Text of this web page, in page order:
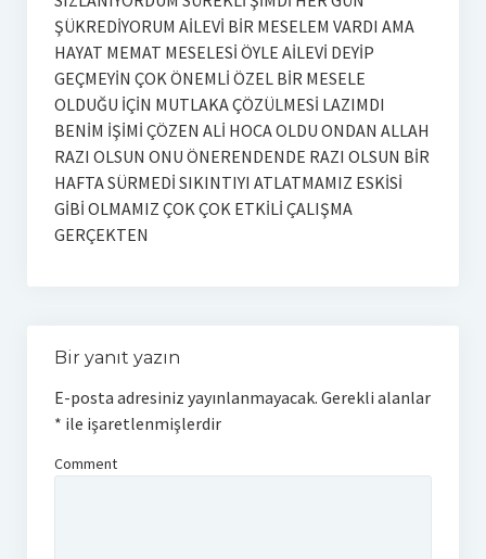
ŞÜKREDİYORUM AİLEVİ BİR MESELEM VARDI AMA
HAYAT MEMAT MESELESİ ÖYLE AİLEVİ DEYİP
GEÇMEYİN ÇOK ÖNEMLİ ÖZEL BİR MESELE
OLDUĞU İÇİN MUTLAKA ÇÖZÜLMESİ LAZIMDI
BENİM İŞİMİ ÇÖZEN ALİ HOCA OLDU ONDAN ALLAH
RAZI OLSUN ONU ÖNERENDENDE RAZI OLSUN BİR
HAFTA SÜRMEDİ SIKINTIYI ATLATMAMIZ ESKİSİ
GİBİ OLMAMIZ ÇOK ÇOK ETKİLİ ÇALIŞMA
GERÇEKTEN
Bir yanıt yazın
E-posta adresiniz yayınlanmayacak. Gerekli alanlar
* ile işaretlenmişlerdir
Comment